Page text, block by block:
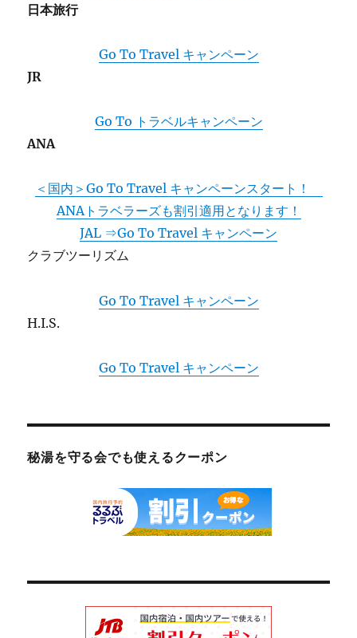
日本旅行
Go To Travel キャンペーン
JR
Go To トラベルキャンペーン
ANA
＜国内＞Go To Travel キャンペーンスタート！
ANAトラベラーズも割引適用となります！
JAL ⇒Go To Travel キャンペーン
クラブツーリズム
Go To Travel キャンペーン
H.I.S.
Go To Travel キャンペーン
秘湯を守る会でも使えるクーポン